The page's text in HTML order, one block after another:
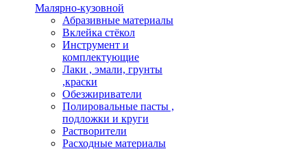
Малярно-кузовной
Абразивные материалы
Вклейка стёкол
Инструмент и
комплектующие
Лаки , эмали, грунты
,краски
Обезжириватели
Полировальные пасты ,
подложки и круги
Растворители
Расходные материалы